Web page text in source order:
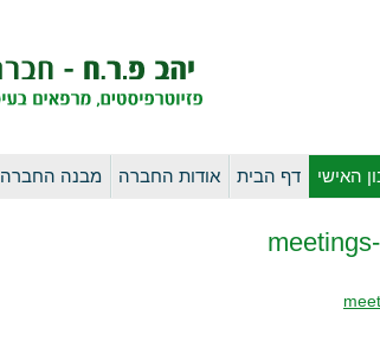
האישי דף הבית אודות החברה מבנה החברה